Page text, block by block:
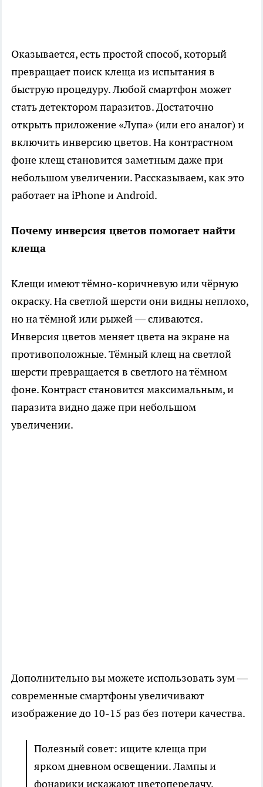
Оказывается, есть простой способ, который
превращает поиск клеща из испытания в
быструю процедуру. Любой смартфон может
стать детектором паразитов. Достаточно
открыть приложение «Лупа» (или его аналог) и
включить инверсию цветов. На контрастном
фоне клещ становится заметным даже при
небольшом увеличении. Рассказываем, как это
работает на iPhone и Android.
Почему инверсия цветов помогает найти
клеща
Клещи имеют тёмно-коричневую или чёрную
окраску. На светлой шерсти они видны неплохо,
но на тёмной или рыжей — сливаются.
Инверсия цветов меняет цвета на экране на
противоположные. Тёмный клещ на светлой
шерсти превращается в светлого на тёмном
фоне. Контраст становится максимальным, и
паразита видно даже при небольшом
увеличении.
Дополнительно вы можете использовать зум —
современные смартфоны увеличивают
изображение до 10-15 раз без потери качества.
Полезный совет: ищите клеща при
ярком дневном освещении. Лампы и
фонарики искажают цветопередачу.